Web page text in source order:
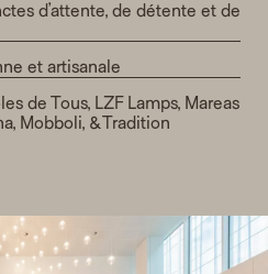
d’attente, de détente et de
et artisanale
de Tous, LZF Lamps, Mareas
Mobboli, &Tradition